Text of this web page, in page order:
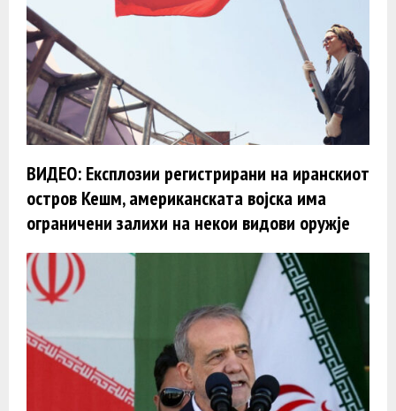
ВИДЕО: Експлозии регистрирани на иранскиот
остров Кешм, американската војска има
ограничени залихи на некои видови оружје